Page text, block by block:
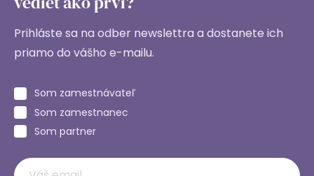
Prihláste sa na odber newslettra a dostanete ich
priamo do vášho e-mailu.
Som zamestnávateľ
Som zamestnanec
Som partner